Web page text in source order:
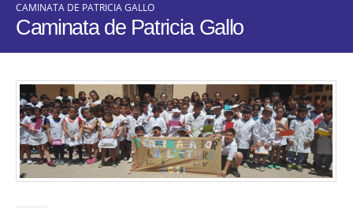
CAMINATA DE PATRICIA GALLO
Caminata de Patricia Gallo